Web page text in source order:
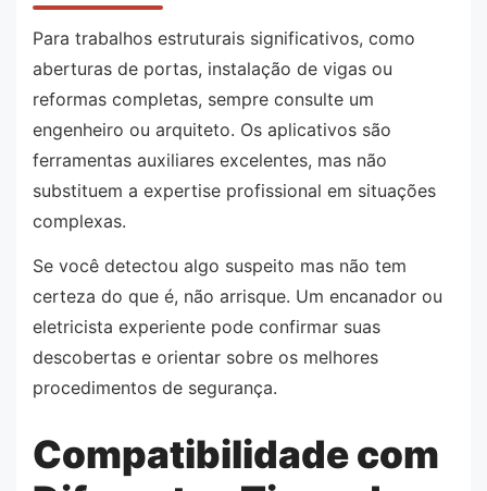
Para trabalhos estruturais significativos, como
aberturas de portas, instalação de vigas ou
reformas completas, sempre consulte um
engenheiro ou arquiteto. Os aplicativos são
ferramentas auxiliares excelentes, mas não
substituem a expertise profissional em situações
complexas.
Se você detectou algo suspeito mas não tem
certeza do que é, não arrisque. Um encanador ou
eletricista experiente pode confirmar suas
descobertas e orientar sobre os melhores
procedimentos de segurança.
Compatibilidade com